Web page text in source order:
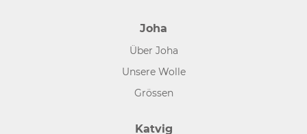
Joha
Über Joha
Unsere Wolle
Grössen
Katvig